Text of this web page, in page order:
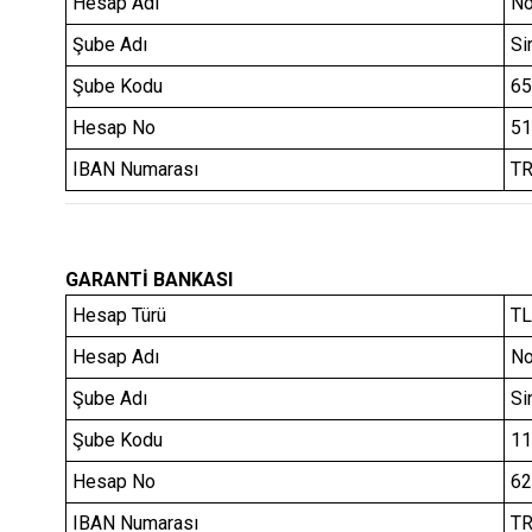
Şube Adı
Şube Kodu
65
Hesap No
IBAN Numarası
GARANTİ BANKASI
Hesap Türü
TL
Hesap Adı
Şube Adı
Şube Kodu
Hesap No
IBAN Numarası